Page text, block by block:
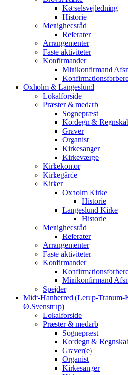
Kørselsvejledning
Historie
Menighedsråd
Referater
Arrangementer
Faste aktiviteter
Konfirmander
Minikonfirmand
Oxholm & Langeslund
Lokalforside
Præster & medarb
Sognepræst
Kordegn &
Graver
Organist
Kirkesanger
Kirkeværge
Kirkekontor
Kirkegårde
Kirker
Oxholm Kirke
Historie
Langeslund Kirke
Historie
Menighedsråd
Referater
Arrangementer
Faste aktiviteter
Konfirmander
Minikonfirmand
Spejder
Midt-Hanherred (Lerup-Tranum-
Ø.Svenstrup)
Lokalforside
Præster & medarb
Sognepræst
Kordegn &
Graver(e)
Organist
Kirkesanger